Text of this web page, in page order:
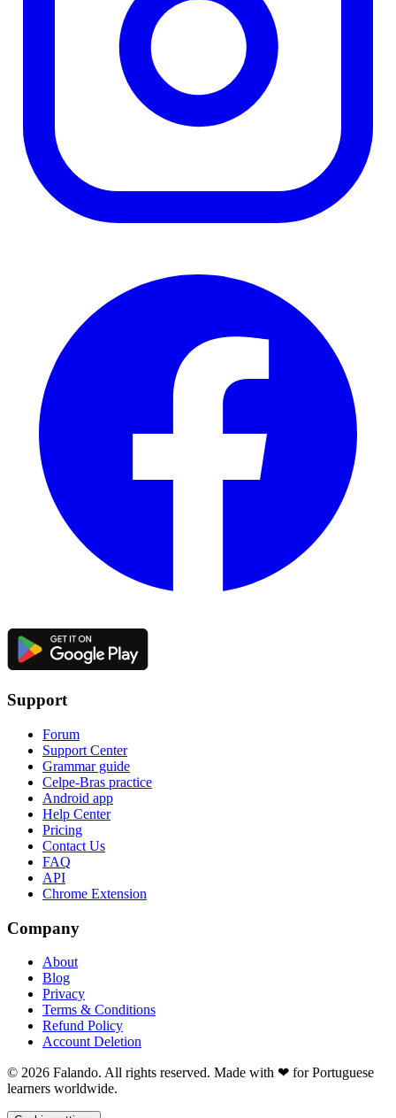
Support
Forum
Support Center
Grammar guide
Celpe-Bras practice
Android app
Help Center
Pricing
Contact Us
FAQ
API
Chrome Extension
Company
About
Blog
Privacy
Terms & Conditions
Refund Policy
Account Deletion
© 2026 Falando. All rights reserved. Made with ❤ for Portuguese
learners worldwide.